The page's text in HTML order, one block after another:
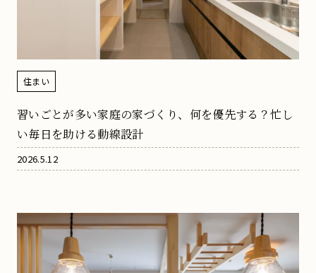
住まい
習いごとが多い家庭の家づくり、何を優先する？忙し
い毎日を助ける動線設計
2026.5.12